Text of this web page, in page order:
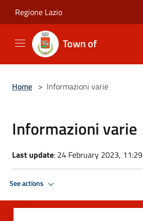
Regione Lazio
Town of
Home > Informazioni varie
Informazioni varie
Last update: 24 February 2023, 11:29
See actions